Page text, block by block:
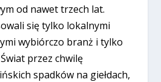
od nawet trzech lat.
się tylko lokalnymi
wybiórczo branż i tylko
przez chwilę
spadków na giełdach,